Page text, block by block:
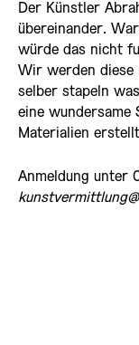
Der Künstler
übereinander.
würde das nicht
Wir werden diese
selber stapeln
eine wundersame
Materialien
Anmeldung unter